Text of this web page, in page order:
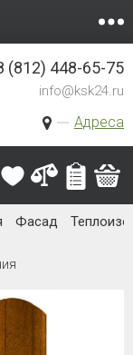
Адреса
(812) 448-65-75
info@ksk24.ru
Фасад